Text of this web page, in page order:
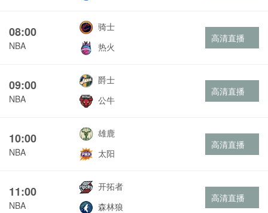
08:00
NBA
骑士
热火
高清直播
09:00
NBA
爵士
公牛
高清直播
10:00
NBA
雄鹿
太阳
高清直播
11:00
NBA
开拓者
森林狼
高清直播